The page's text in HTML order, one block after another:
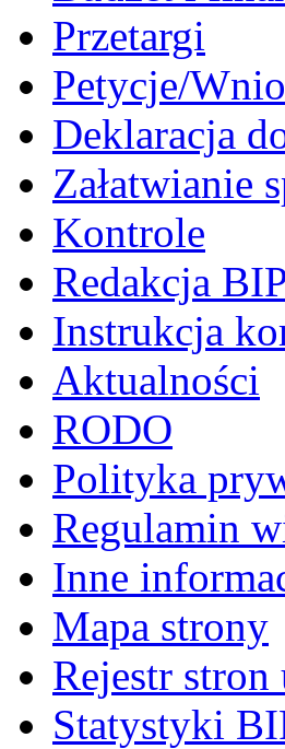
Przetargi
Petycje/
Deklaracja
Załatwianie
Kontrole
Redakcja
Instrukcja
Aktualności
RODO
Polityka
Regulamin
Inne
Mapa strony
Rejestr stron
Statystyki